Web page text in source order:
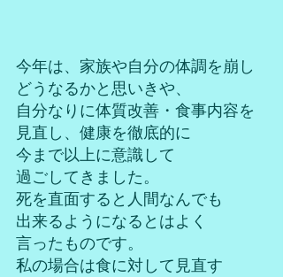
今年は、家族や自分の体調を崩し
どうなるかと思いきや、
自分なりに体質改善・食事内容を
見直し、健康を徹底的に
今まで以上に意識して
過ごしてきました。
死を直面すると人間なんでも
出来るようになるとはよく
言ったものです。
私の場合は食に対して見直す